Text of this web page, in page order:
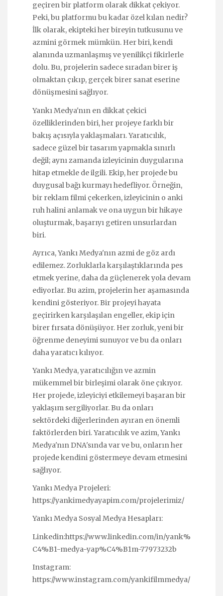
geçiren bir platform olarak dikkat çekiyor.
Peki, bu platformu bu kadar özel kılan nedir?
İlk olarak, ekipteki her bireyin tutkusunu ve
azmini görmek mümkün. Her biri, kendi
alanında uzmanlaşmış ve yenilikçi fikirlerle
dolu. Bu, projelerin sadece sıradan birer iş
olmaktan çıkıp, gerçek birer sanat eserine
dönüşmesini sağlıyor.
Yankı Medya'nın en dikkat çekici
özelliklerinden biri, her projeye farklı bir
bakış açısıyla yaklaşmaları. Yaratıcılık,
sadece güzel bir tasarım yapmakla sınırlı
değil; aynı zamanda izleyicinin duygularına
hitap etmekle de ilgili. Ekip, her projede bu
duygusal bağı kurmayı hedefliyor. Örneğin,
bir reklam filmi çekerken, izleyicinin o anki
ruh halini anlamak ve ona uygun bir hikaye
oluşturmak, başarıyı getiren unsurlardan
biri.
Ayrıca, Yankı Medya'nın azmi de göz ardı
edilemez. Zorluklarla karşılaştıklarında pes
etmek yerine, daha da güçlenerek yola devam
ediyorlar. Bu azim, projelerin her aşamasında
kendini gösteriyor. Bir projeyi hayata
geçirirken karşılaşılan engeller, ekip için
birer fırsata dönüşüyor. Her zorluk, yeni bir
öğrenme deneyimi sunuyor ve bu da onları
daha yaratıcı kılıyor.
Yankı Medya, yaratıcılığın ve azmin
mükemmel bir birleşimi olarak öne çıkıyor.
Her projede, izleyiciyi etkilemeyi başaran bir
yaklaşım sergiliyorlar. Bu da onları
sektördeki diğerlerinden ayıran en önemli
faktörlerden biri. Yaratıcılık ve azim, Yankı
Medya'nın DNA'sında var ve bu, onların her
projede kendini göstermeye devam etmesini
sağlıyor.
Yankı Medya Projeleri:
https://yankimedyayapim.com/projelerimiz/
Yankı Medya Sosyal Medya Hesapları:
Linkedin:https://www.linkedin.com/in/yank%
C4%B1-medya-yap%C4%B1m-77973232b
Instagram:
https://www.instagram.com/yankifilmmedya/